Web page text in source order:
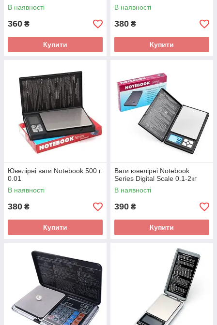
В наявності
360 ₴
Купити
В наявності
380 ₴
Купити
Ювелірні ваги Notebook 500 г.
0.01
В наявності
380 ₴
Купити
Ваги ювелірні Notebook
Series Digital Scale 0.1-2кг
В наявності
390 ₴
Купити